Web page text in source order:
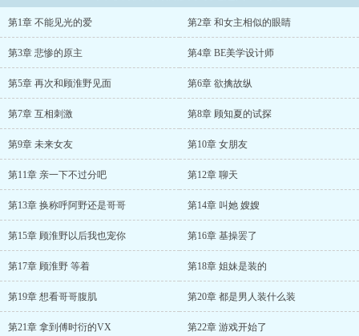
第1章 不能见光的爱 第2章 和女主相似的眼睛
第3章 悲惨的原主 第4章 BE美学设计师
第5章 再次和顾淮野见面 第6章 欲擒故纵
第7章 互相刺激 第8章 顾知夏的试探
第9章 未来女友 第10章 女朋友
第11章 亲一下不过分吧 第12章 聊天
第13章 换称呼阿野还是哥哥 第14章 叫她 嫂嫂
第15章 顾淮野以后我也宠你 第16章 基操罢了
第17章 顾淮野 等着 第18章 姐妹是装的
第19章 想看哥哥腹肌 第20章 都是男人装什么装
第21章 拿到傅时衍的VX 第22章 游戏开始了